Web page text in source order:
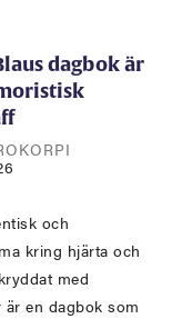
dagbok är
och
kring hjärta och
med
en dagbok som